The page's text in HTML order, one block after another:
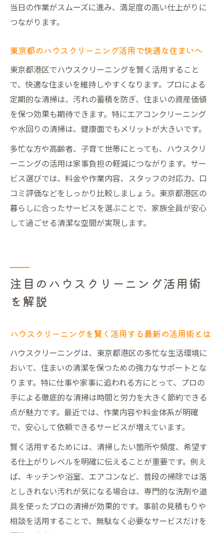
の理由
当日の作業がスムーズに進み、満足度の高い仕上がりに
つながります。
東京都のハウスクリーニング活用で快適な住まいへ
東京都港区でハウスクリーニングを賢く活用すること
で、快適な住まいを維持しやすくなります。プロによる
定期的な清掃は、汚れの蓄積を防ぎ、住まいの資産価値
を保つ効果も期待できます。特にエアコンクリーニング
や水回りの清掃は、健康面でもメリットが大きいです。
多忙な方や高齢者、子育て世帯にとっても、ハウスクリ
ーニングの活用は家事負担の軽減につながります。サー
ビス選びでは、料金や作業内容、スタッフの対応力、口
コミ評価などをしっかり比較しましょう。東京都港区の
暮らしに合ったサービスを選ぶことで、家族全員が安心
して過ごせる清潔な空間が実現します。
注目のハウスクリーニング活用術
を解説
ハウスクリーニングを賢く活用する最新の活用術とは
ハウスクリーニングは、東京都港区の多忙な生活環境に
おいて、住まいの清潔を保つための強力なサポートとな
ります。特に仕事や家事に追われる方にとって、プロの
手による徹底的な清掃は時間と労力を大きく節約できる
点が魅力です。最近では、作業内容や料金体系が明確
で、安心して依頼できるサービスが増えています。
賢く活用するためには、清掃したい箇所や頻度、希望す
る仕上がりレベルを明確に伝えることが重要です。例え
ば、キッチンや浴室、エアコンなど、普段の掃除では落
としきれない汚れが気になる場合は、専門的な洗剤や道
具を使ったプロの清掃が効果的です。事前の見積もりや
相談を活用することで、無駄なく必要なサービスだけを